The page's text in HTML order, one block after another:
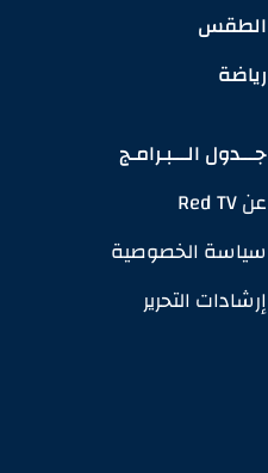
الطقس
رياضة
جـــدول الـــبـرامـج
عن Red TV
سياسة الخصوصية
إرشادات التحرير